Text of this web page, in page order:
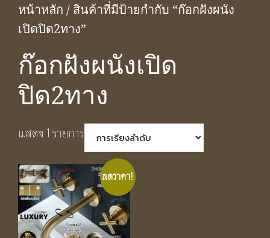
หน้าหลัก / สินค้าที่มีป้ายกำกับ “ก๊อกฝังผนัง
เปิดปิด2ทาง”
ก๊อกฝังผนังเปิด
ปิด2ทาง
แสดง 1 รายการ
ลดราคา!